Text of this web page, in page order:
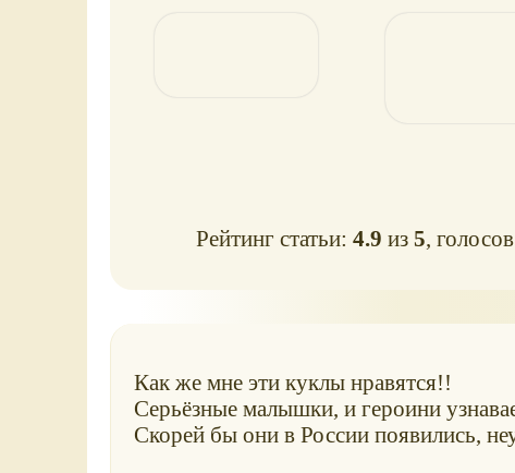
Рейтинг статьи:4.9 из5,
Как же мне эти куклы нравятся!!
Серьёзные малышки, и героини
Скорей бы они в России появились,